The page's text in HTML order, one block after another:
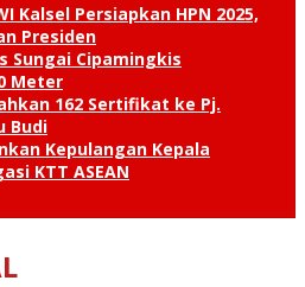
Kalsel Persiapkan HPN 2025,
Presiden
Sungai Cipamingkis
Meter
162 Sertifikat ke Pj.
Budi
Kepulangan Kepala
KTT ASEAN